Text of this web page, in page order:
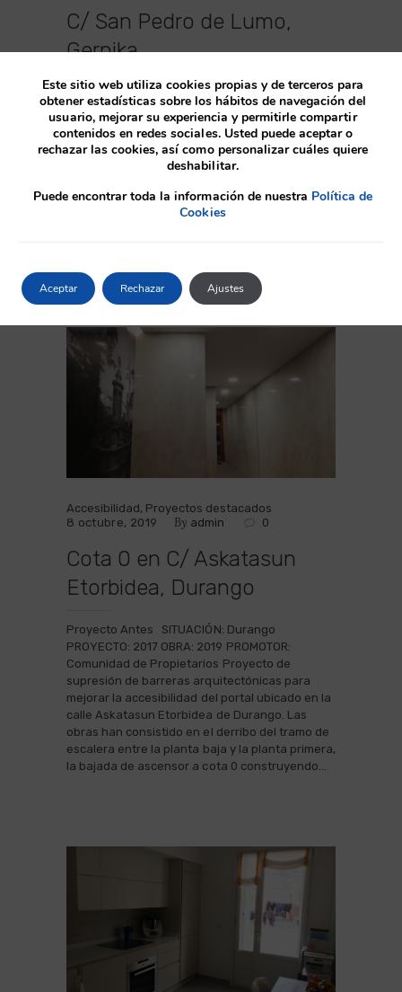
C/ San Pedro de Lumo,
Gernika
Proyecto Antes SITUACIÓN: Gernika
PROYECTO: 2018 OBRA: 2019-2020 PROMOTOR:
Comunidades de Propietarios Proyecto de
supresión de barreras arquitectónicas
mediante la instalación de dos ascensores en
Pedro de Lumo de Gernika. Las obras han
consistido en el derribo de las escaleras
Accesibilidad, Proyectos destacados
8 octubre, 2019
By admin 0
Cota 0 en C/ Askatasun
Etorbidea, Durango
Proyecto Antes SITUACIÓN: Durango
PROYECTO: 2017 OBRA: 2019 PROMOTOR:
Comunidad de Propietarios Proyecto de
supresión de barreras arquitectónicas para
mejorar la accesibilidad del portal ubicado en la
calle Askatasun Etorbidea de Durango. Las
obras han consistido en el derribo del tramo de
escalera entre la planta baja y la planta primera,
la bajada de ascensor a cota 0 construyendo…
Este sitio web utiliza cookies propias y de terceros para
obtener estadísticas sobre los hábitos de navegación del
usuario, mejorar su experiencia y permitirle compartir
contenidos en redes sociales. Usted puede aceptar o
rechazar las cookies, así como personalizar cuáles quiere
deshabilitar.
Puede encontrar toda la información de nuestra Política de
Cookies
Aceptar Rechazar Ajustes